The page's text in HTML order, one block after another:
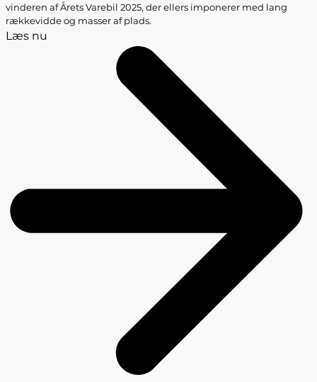
vinderen af Årets Varebil 2025, der ellers imponerer med lang
rækkevidde og masser af plads.
Læs nu